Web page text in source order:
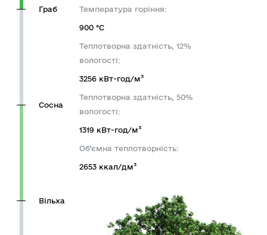
Температура горіння:
900 °C
Теплотворна здатність, 12%
вологості:
3256 кВт-год/м³
Теплотворна здатність, 50%
вологості:
1319 кВт-год/м³
Об’ємна теплотворність:
2653 ккал/дм³
Граб
Сосна
Вільха